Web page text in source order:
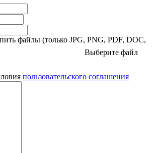
файлы (только JPG, PNG, PDF, DOC,
Выберите файл
пользовательского соглашения